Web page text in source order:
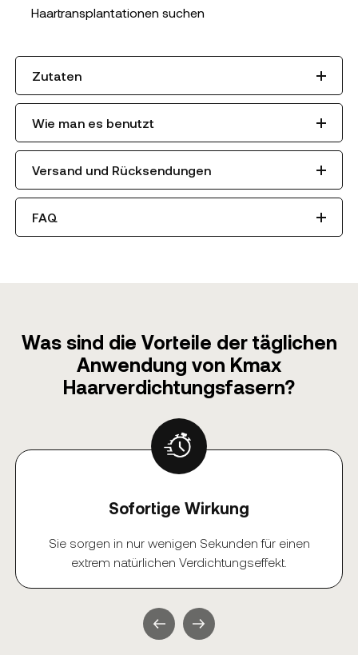
Haartransplantationen suchen
Zutaten
Wie man es benutzt
Versand und Rücksendungen
FAQ
Was sind die Vorteile der täglichen
Anwendung von Kmax
Haarverdichtungsfasern?
Sofortige Wirkung
Sie sorgen in nur wenigen Sekunden für einen
extrem natürlichen Verdichtungseffekt.